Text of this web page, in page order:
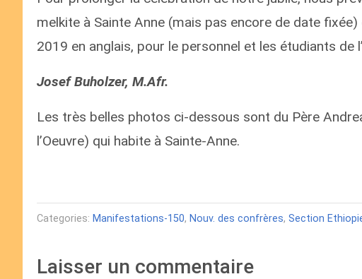
melkite à Sainte Anne (mais pas encore de date
2019 en anglais, pour le personnel et les étudiants de
Josef Buholzer, M.Afr.
Les très belles photos ci-dessous sont du Père
l’Oeuvre) qui habite à Sainte-Anne.
Categories: Manifestations-150, Nouv. des confrères, Section
Laisser un commentaire